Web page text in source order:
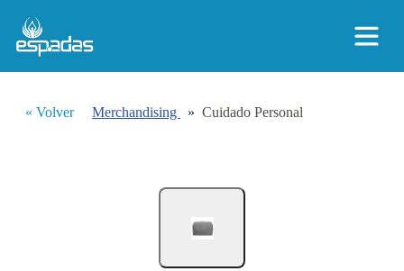
« Volver Merchandising » Cuidado Personal